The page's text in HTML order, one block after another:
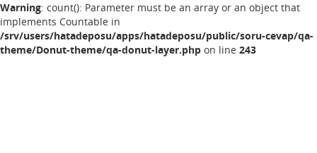
Warning: count(): Parameter must be an array or an object that
implements Countable in
/srv/users/hatadeposu/apps/hatadeposu/public/soru-cevap/qa-
theme/Donut-theme/qa-donut-layer.php on line 243